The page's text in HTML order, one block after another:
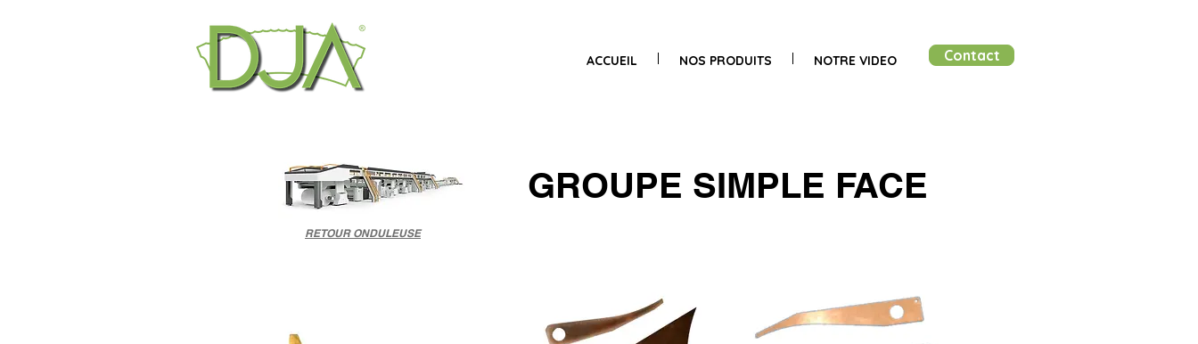
ACCUEIL NOS PRODUITS NOTRE VIDEO Contact
GROUPE SIMPLE FACE
RETOUR ONDULEUSE